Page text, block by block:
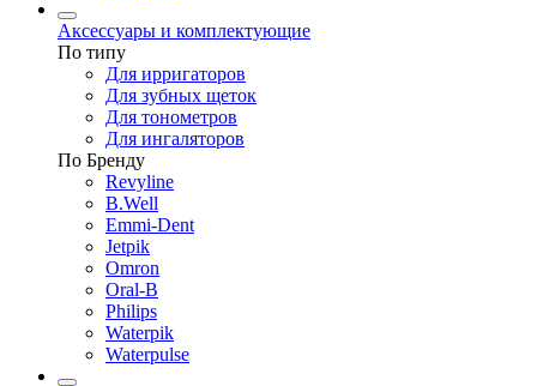
Аксессуары и комплектующие
По типу
Для ирригаторов
Для зубных щеток
Для тонометров
Для ингаляторов
По Бренду
Revyline
B.Well
Emmi-Dent
Jetpik
Omron
Oral-B
Philips
Waterpik
Waterpulse